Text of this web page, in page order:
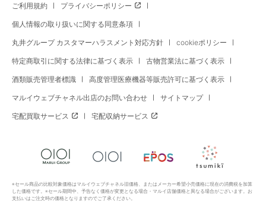
ご利用規約 プライバシーポリシー
個人情報の取り扱いに関する同意条項
丸井グループ カスタマーハラスメント対応方針 cookieポリシー
特定商取引に関する法律に基づく表示 古物営業法に基づく表示
酒類販売管理者標識 高度管理医療機器等販売許可に基づく表示
マルイウェブチャネル出店のお問い合わせ サイトマップ
宅配買取サービス 宅配収納サービス
※セール商品の比較対象価格はマルイウェブチャネル旧価格、またはメーカー希望小売価格に現在の消費税を加算
した価格です。※セール期間中、予告なく価格が変更となる場合・マルイ店舗価格と異なる場合がございます。お
支払いはご注文時の価格となりますのでご了承ください。